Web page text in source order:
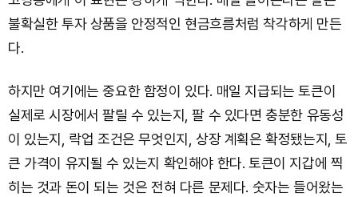
불확실한 투자 상품을 안정적인 현금흐름처럼 착각하게 만든
다.
하지만 여기에는 중요한 함정이 있다. 매일 지급되는 토큰이
실제로 시장에서 팔릴 수 있는지, 팔 수 있다면 충분한 유동성
이 있는지, 락업 조건은 무엇인지, 상장 계획은 확정됐는지, 토
큰 가격이 유지될 수 있는지 확인해야 한다. 토큰이 지갑에 찍
히는 것과 돈이 되는 것은 전혀 다른 문제다. 숫자는 들어왔는